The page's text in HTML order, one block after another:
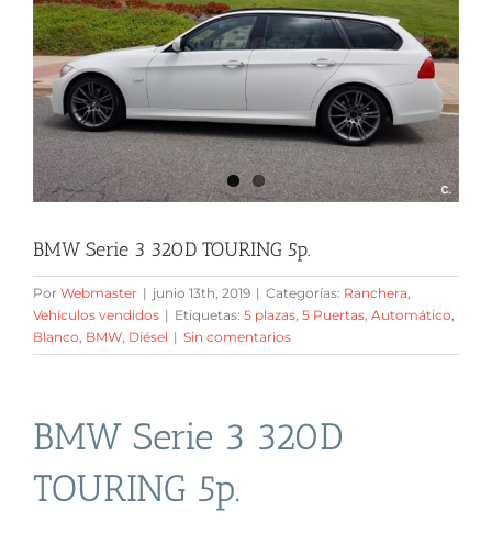
BMW Serie 3 320D TOURING 5p.
Por Webmaster | junio 13th, 2019 | Categorías: Ranchera,
Vehículos vendidos | Etiquetas: 5 plazas, 5 Puertas, Automático,
Blanco, BMW, Diésel | Sin comentarios
BMW Serie 3 320D
TOURING 5p.